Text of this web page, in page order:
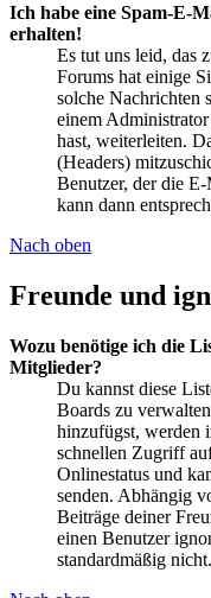
Ich habe eine Spam-E-
erhalten!
Es tut uns leid, das
Forums hat einige
solche Nachrichten
einem
hast, weiterleiten.
(Headers)
Benutzer, der die
kann dann
Nach oben
Freunde und
Wozu benötige ich die
Mitglieder?
Du kannst diese
Boards zu
hinzufügst, werden
schnellen Zugriff
Onlinestatus und
senden. Abhängig
Beiträge deiner
einen Benutzer
standardmäßig nicht.